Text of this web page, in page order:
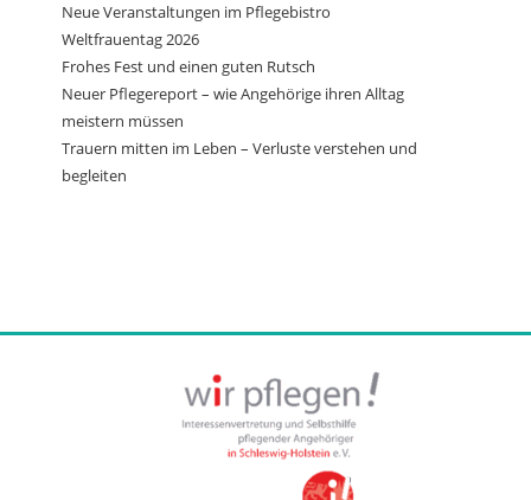
Neue Veranstaltungen im Pflegebistro
Weltfrauentag 2026
Frohes Fest und einen guten Rutsch
Neuer Pflegereport – wie Angehörige ihren Alltag
meistern müssen
Trauern mitten im Leben – Verluste verstehen und
begleiten